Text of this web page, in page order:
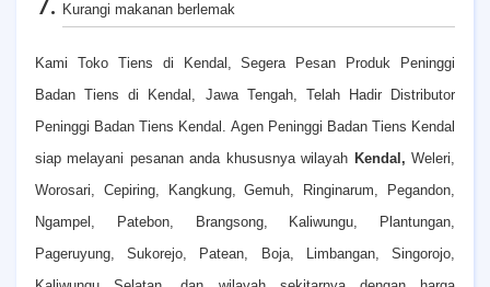
Kurangi makanan berlemak
Kami Toko Tiens di Kendal, Segera Pesan Produk Peninggi
Badan Tiens di Kendal, Jawa Tengah, Telah Hadir Distributor
Peninggi Badan Tiens Kendal. Agen Peninggi Badan Tiens Kendal
siap melayani pesanan anda khususnya wilayah Kendal,Weleri,
Worosari, Cepiring, Kangkung, Gemuh, Ringinarum, Pegandon,
Ngampel, Patebon, Brangsong, Kaliwungu, Plantungan,
Pageruyung, Sukorejo, Patean, Boja, Limbangan, Singorojo,